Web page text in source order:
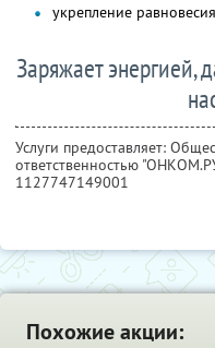
укрепление равновесия
Заряжает энергией,
Услуги предоставляет:
ответственностью
1127747149001
Похожие акции: